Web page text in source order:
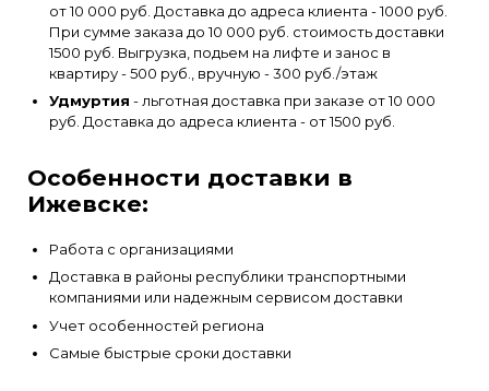
от 10 000 руб. Доставка до адреса клиента - 1000 руб.
При сумме заказа до 10 000 руб. стоимость доставки
1500 руб. Выгрузка, подьем на лифте и занос в
квартиру - 500 руб., вручную - 300 руб./этаж
Удмуртия - льготная доставка при заказе от 10 000
руб. Доставка до адреса клиента - от 1500 руб.
Особенности доставки в
Ижевске:
Работа с организациями
Доставка в районы республики транспортными
компаниями или надежным сервисом доставки
Учет особенностей региона
Самые быстрые сроки доставки